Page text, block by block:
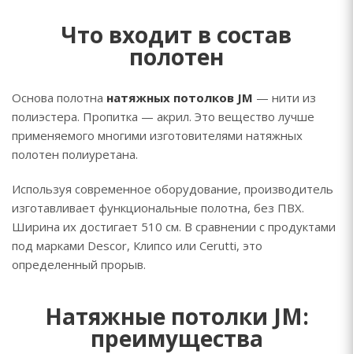
Что входит в состав
полотен
Основа полотна натяжных потолков JM — нити из
полиэстера. Пропитка — акрил. Это вещество лучше
применяемого многими изготовителями натяжных
полотен полиуретана.
Используя современное оборудование, производитель
изготавливает функциональные полотна, без ПВХ.
Ширина их достигает 510 см. В сравнении с продуктами
под марками Descor, Клипсо или Cerutti, это
определенный прорыв.
Натяжные потолки JM:
преимущества